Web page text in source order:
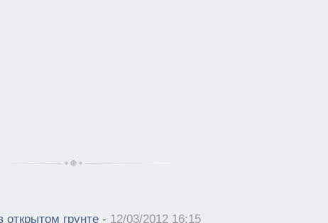
грунте - 12/03/2012 16:15